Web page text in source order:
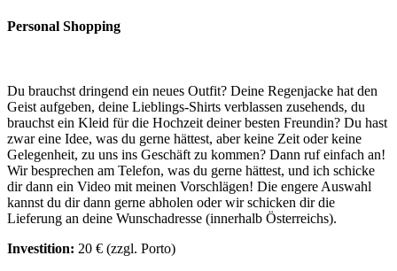
Personal Shopping
Du brauchst dringend ein neues Outfit? Deine Regenjacke hat den
Geist aufgeben, deine Lieblings-Shirts verblassen zusehends, du
brauchst ein Kleid für die Hochzeit deiner besten Freundin? Du hast
zwar eine Idee, was du gerne hättest, aber keine Zeit oder keine
Gelegenheit, zu uns ins Geschäft zu kommen? Dann ruf einfach an!
Wir besprechen am Telefon, was du gerne hättest, und ich schicke
dir dann ein Video mit meinen Vorschlägen! Die engere Auswahl
kannst du dir dann gerne abholen oder wir schicken dir die
Lieferung an deine Wunschadresse (innerhalb Österreichs).
Investition: 20 € (zzgl. Porto)